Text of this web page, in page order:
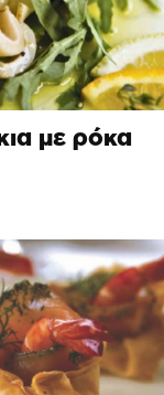
με ρόκα